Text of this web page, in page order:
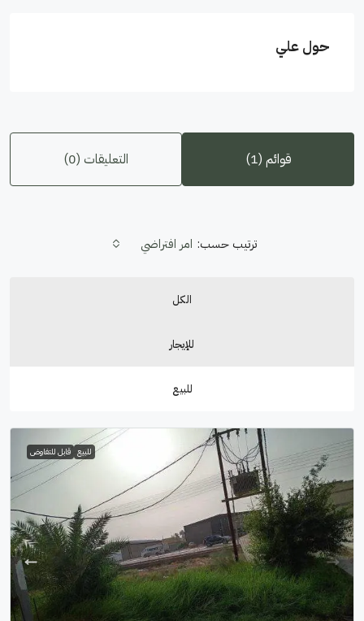
حول علي
قوائم (1) التعليقات (0)
الكل
للإيجار
للبيع
ترتيب حسب: امر افتراضي
للبيع قابل للتفاوض